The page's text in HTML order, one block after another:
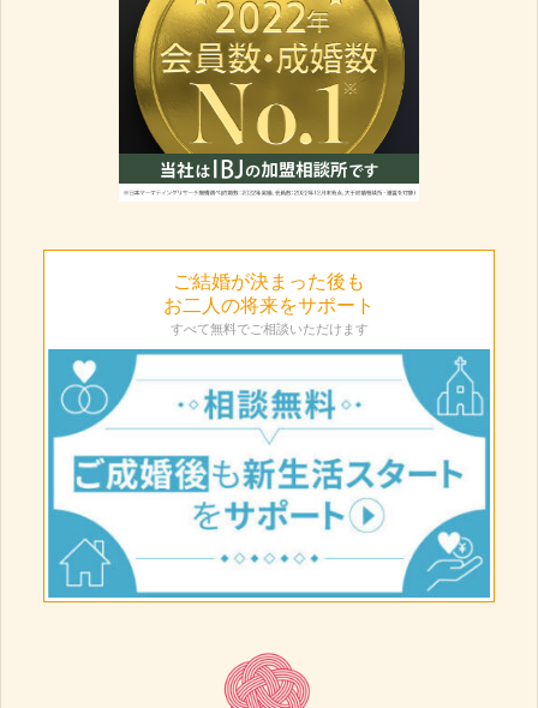
ご結婚が決まった後も
お二人の将来をサポート
すべて無料でご相談いただけます